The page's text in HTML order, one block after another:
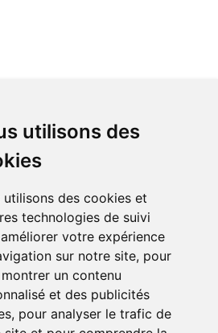
utilisons des
utilisons des cookies et
technologies de suivi
votre expérience
sur notre site, pour
un contenu
et des publicités
pour analyser le trafic de
chercher votre commande à Amiens
(Fachon) ou recevez-là rapidement
réseaux sociaux